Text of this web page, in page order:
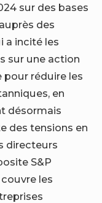
sur des bases
des
a incité les
sur une action
pour réduire les
en
désormais
des tensions en
directeurs
S&P
les